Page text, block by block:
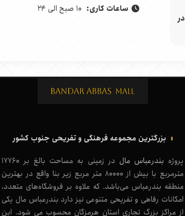
در
ساعات کاری: 10 صبح الی 24
بزرگترین مجموعه فرهنگی و تفریحی جنوب کشور
پروژه بندرعباس مال
در زمینی به مساحت بالغ بر 17760
مترمربع با بیش از 80000 متر مربع زیر بنا واقع در بهترین
منطقه بندرعباس می‌باشد. که علاوه بر فروشگاه‌های متعدد،
امکانات رفاهی و تفریحی متنوعی نیز دارد بندرعباس مال یکی
از مراکز بزرگ تجاری استان هرمزگان محسوب می شود. این